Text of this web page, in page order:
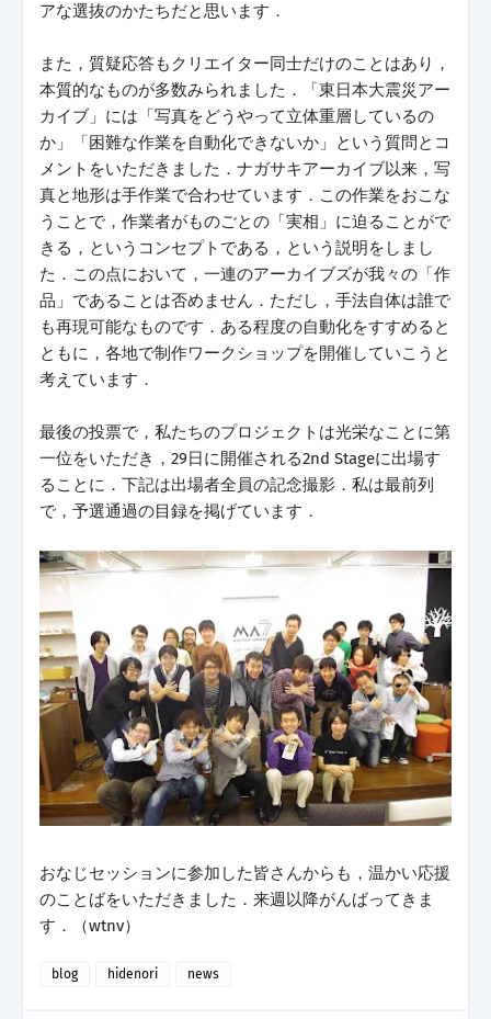
アな選抜のかたちだと思います．
また，質疑応答もクリエイター同士だけのことはあり，
本質的なものが多数みられました．「東日本大震災アー
カイブ」には「写真をどうやって立体重層しているの
か」「困難な作業を自動化できないか」という質問とコ
メントをいただきました．ナガサキアーカイブ以来，写
真と地形は手作業で合わせています．この作業をおこな
うことで，作業者がものごとの「実相」に迫ることがで
きる，というコンセプトである，という説明をしまし
た．この点において，一連のアーカイブズが我々の「作
品」であることは否めません．ただし，手法自体は誰で
も再現可能なものです．ある程度の自動化をすすめると
ともに，各地で制作ワークショップを開催していこうと
考えています．
最後の投票で，私たちのプロジェクトは光栄なことに第
一位をいただき，29日に開催される2nd Stageに出場す
ることに．下記は出場者全員の記念撮影．私は最前列
で，予選通過の目録を掲げています．
おなじセッションに参加した皆さんからも，温かい応援
のことばをいただきました．来週以降がんばってきま
す．（wtnv）
blog hidenori news